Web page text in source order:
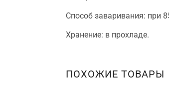
Способ заваривания: при
Хранение: в прохладе.
ПОХОЖИЕ ТОВАРЫ